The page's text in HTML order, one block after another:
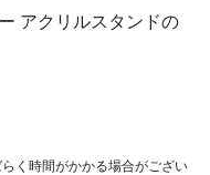
アクリルスタンドの
く時間がかかる場合がござい